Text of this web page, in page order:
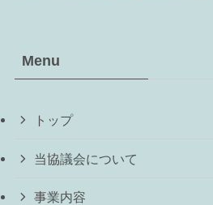
Menu
トップ
当協議会について
事業内容